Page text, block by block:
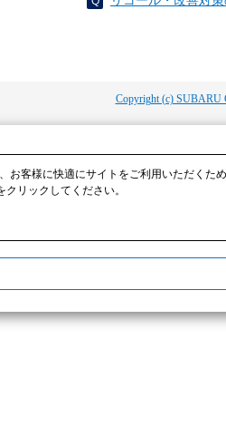
Copyright (c) SUBARU
お客様に快適にサイトをご利用いただく
リックしてください。​